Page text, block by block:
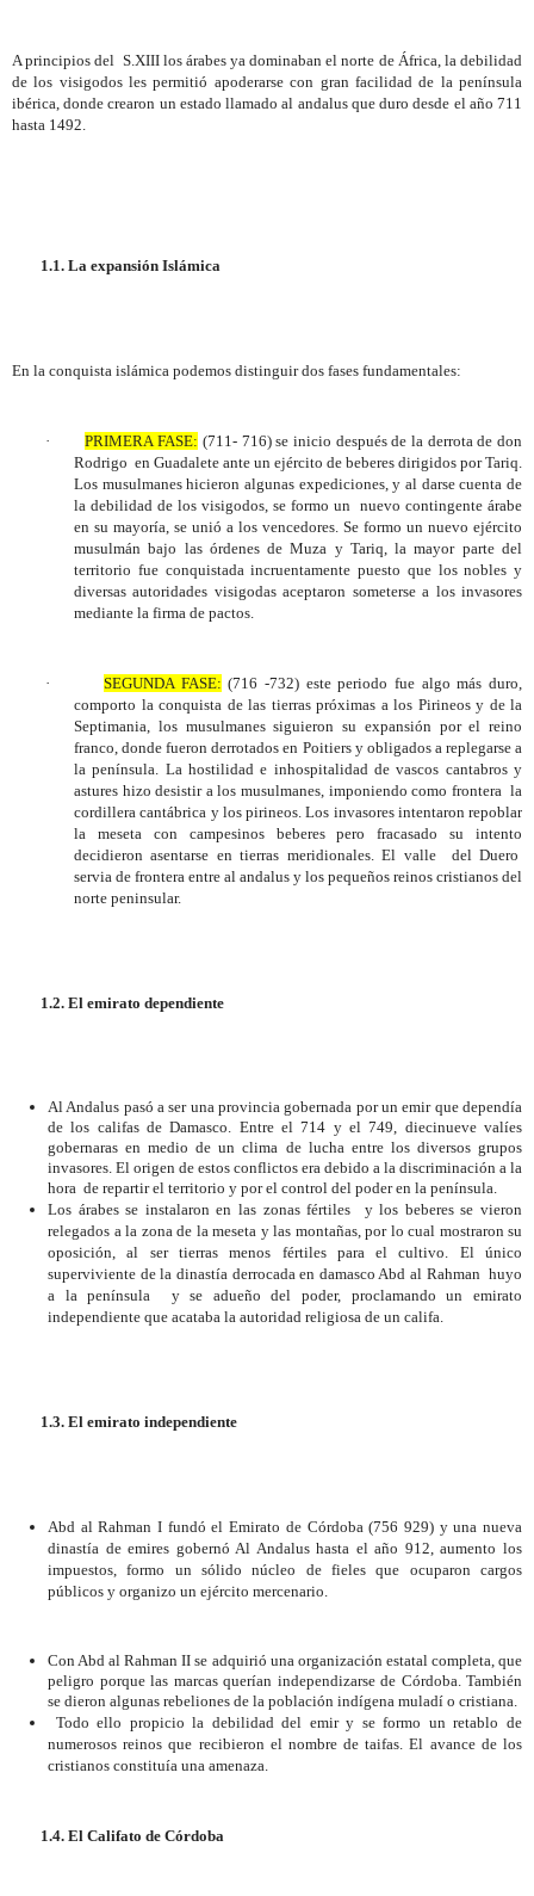
A principios del S.XIII los árabes ya dominaban el norte de África, la debilidad
de los visigodos les permitió apoderarse con gran facilidad de la península
ibérica, donde crearon un estado llamado al andalus que duro desde el año 711
hasta 1492.
1.1. La expansión Islámica
En la conquista islámica podemos distinguir dos fases fundamentales:
· PRIMERA FASE: (711- 716) se inicio después de la derrota de don
Rodrigo en Guadalete ante un ejército de beberes dirigidos por Tariq.
Los musulmanes hicieron algunas expediciones, y al darse cuenta de
la debilidad de los visigodos, se formo un nuevo contingente árabe
en su mayoría, se unió a los vencedores. Se formo un nuevo ejército
musulmán bajo las órdenes de Muza y Tariq, la mayor parte del
territorio fue conquistada incruentamente puesto que los nobles y
diversas autoridades visigodas aceptaron someterse a los invasores
mediante la firma de pactos.
· SEGUNDA FASE: (716 -732) este periodo fue algo más duro,
comporto la conquista de las tierras próximas a los Pirineos y de la
Septimania, los musulmanes siguieron su expansión por el reino
franco, donde fueron derrotados en Poitiers y obligados a replegarse a
la península. La hostilidad e inhospitalidad de vascos cantabros y
astures hizo desistir a los musulmanes, imponiendo como frontera la
cordillera cantábrica y los pirineos. Los invasores intentaron repoblar
la meseta con campesinos beberes pero fracasado su intento
decidieron asentarse en tierras meridionales. El valle
del Duero
servia de frontera entre al andalus y los pequeños reinos cristianos del
norte peninsular.
1.2. El emirato dependiente
Al Andalus pasó a ser una provincia gobernada por un emir que dependía
de los califas de Damasco. Entre el 714 y el 749, diecinueve valíes
gobernaras en medio de un clima de lucha entre los diversos grupos
invasores. El origen de estos conflictos era debido a la discriminación a la
hora de repartir el territorio y por el control del poder en la península.
Los árabes se instalaron en las zonas fértiles
y los beberes se vieron
relegados a la zona de la meseta y las montañas, por lo cual mostraron su
oposición, al ser tierras menos fértiles para el cultivo. El único
superviviente de la dinastía derrocada en damasco Abd al Rahman huyo
a la península
y se adueño del poder, proclamando un emirato
independiente que acataba la autoridad religiosa de un califa.
1.3. El emirato independiente
Abd al Rahman I fundó el Emirato de Córdoba (756 929) y una nueva
dinastía de emires gobernó Al Andalus hasta el año 912, aumento los
impuestos, formo un sólido núcleo de fieles que ocuparon cargos
públicos y organizo un ejército mercenario.
Con Abd al Rahman II se adquirió una organización estatal completa, que
peligro porque las marcas querían independizarse de Córdoba. También
se dieron algunas rebeliones de la población indígena muladí o cristiana.
Todo ello propicio la debilidad del emir y se formo un retablo de
numerosos reinos que recibieron el nombre de taifas. El avance de los
cristianos constituía una amenaza.
1.4. El Califato de Córdoba